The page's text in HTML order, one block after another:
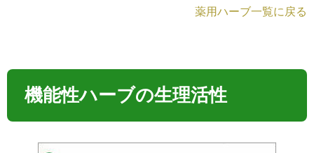
薬用ハーブ一覧に戻る
機能性ハーブの生理活性